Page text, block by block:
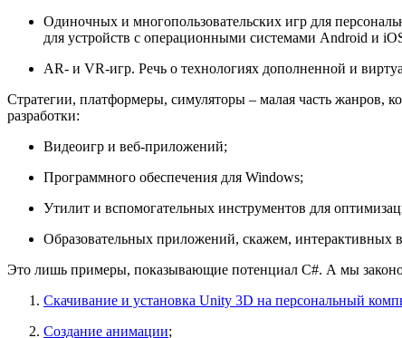
Одиночных и многопользовательских игр для
для устройств с операционными системами Android и
AR- и VR-игр. Речь о технологиях дополненной и
Стратегии, платформеры, симуляторы – малая часть жанров,
разработки:
Видеоигр и веб-приложений;
Программного обеспечения для Windows;
Утилит и вспомогательных инструментов для
Образовательных приложений, скажем, интерактивных
Это лишь примеры, показывающие потенциал C#. А мы
Скачивание и установка Unity 3D на персональный
Создание анимации;